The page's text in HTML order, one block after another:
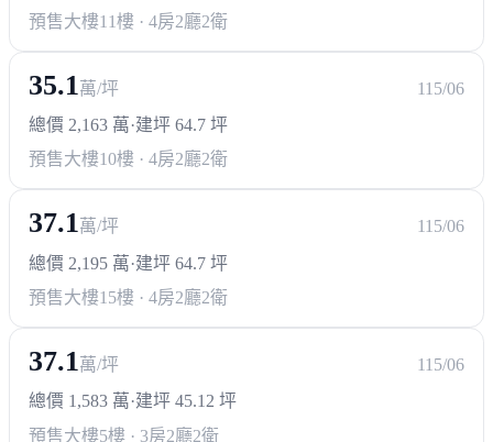
預售大樓11樓 · 4房2廳2衛
35.1萬/坪
115/06
總價 2,163 萬·建坪 64.7 坪
預售大樓10樓 · 4房2廳2衛
37.1萬/坪
115/06
總價 2,195 萬·建坪 64.7 坪
預售大樓15樓 · 4房2廳2衛
37.1萬/坪
115/06
總價 1,583 萬·建坪 45.12 坪
預售大樓5樓 · 3房2廳2衛